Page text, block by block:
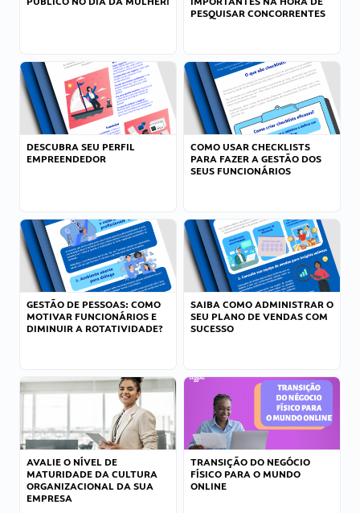
PESQUISAR CONCORRENTES
DESCUBRA SEU PERFIL
EMPREENDEDOR
COMO USAR CHECKLISTS
PARA FAZER A GESTÃO DOS
SEUS FUNCIONÁRIOS
GESTÃO DE PESSOAS: COMO
MOTIVAR FUNCIONÁRIOS E
DIMINUIR A ROTATIVIDADE?
SAIBA COMO ADMINISTRAR O
SEU PLANO DE VENDAS COM
SUCESSO
AVALIE O NÍVEL DE
MATURIDADE DA CULTURA
ORGANIZACIONAL DA SUA
EMPRESA
TRANSIÇÃO DO NEGÓCIO
FÍSICO PARA O MUNDO
ONLINE